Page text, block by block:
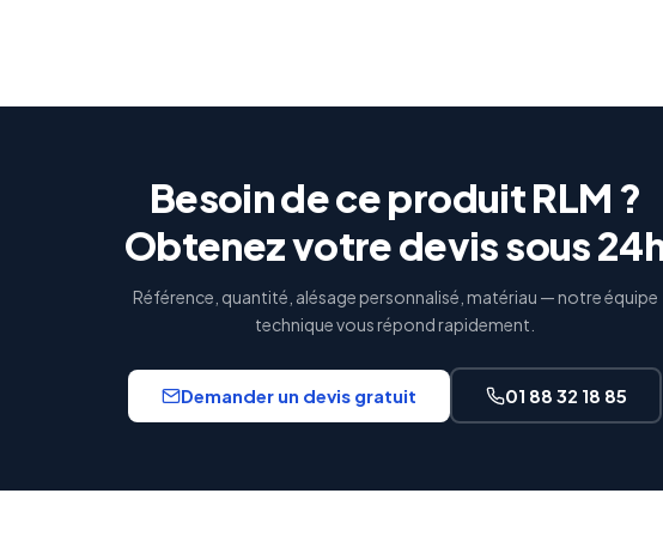
Besoin de ce produit RLM ?
Obtenez votre devis sous
Référence, quantité, alésage personnalisé, matériau — notre équipe
technique vous répond rapidement.
Demander un devis gratuit 01 88 32 18 85